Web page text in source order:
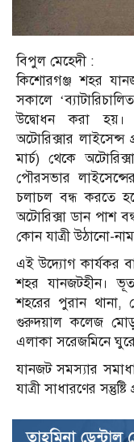
বিপুল মেহেদী :
কিশোরগঞ্জ শহর
সকালে
উদ্বোধন করা হয়।
অটোরিক্সার লাইসেন্স
মার্চ) থেকে
পৌরসভার
চলাচল বন্ধ করতে
অটোরিক্সা ডান পাশ
কোন যাত্রী উঠানো-
এই উদ্যোগ কার্যকর
শহর যানজটহীন।
শহরের পুরান থানা,
গুরুদয়াল কলেজ
এলাকা সরেজমিনে
যানজট সমস্যার
যাত্রী সাধারণের